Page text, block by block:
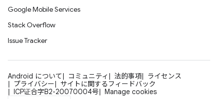
Google Mobile Services
Stack Overflow
Issue Tracker
Android について コミュニティ 法的事項
ライセンス
プライバシー
サイトに関するフィードバック
ICP证合字B2-20070004号
Manage cookies